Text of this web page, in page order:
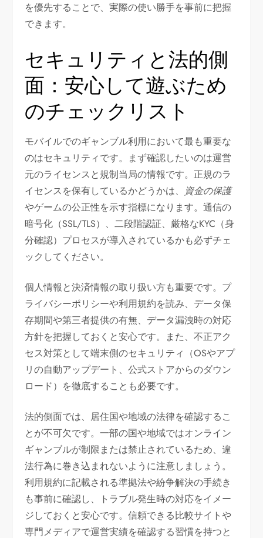
を優先することで、実際の使い勝手を事前に把握
できます。
セキュリティと法的側
面：安心して遊ぶため
のチェックリスト
モバイルでのギャンブル利用において最も重要な
のはセキュリティです。まず確認したいのは運営
元のライセンスと規制当局の情報です。正規のラ
イセンスを保有しているかどうかは、
資金の保護
やゲームの公正性を示す指標になります。通信の
暗号化（SSL/TLS）、二段階認証、厳格なKYC（身
分確認）プロセスが導入されているかも必ずチェ
ックしてください。
個人情報と決済情報の取り扱い方も重要です。プ
ライバシーポリシーや利用規約を読み、データ保
存期間や第三者提供の有無、データ漏洩時の対応
方針を把握しておくと安心です。また、不正アク
セス対策として端末側のセキュリティ（OSやアプ
リの自動アップデート、公式ストアからのダウン
ロード）を徹底することも必要です。
法的側面では、居住国や地域の法律を確認するこ
とが不可欠です。一部の国や地域ではオンライン
ギャンブルが制限または禁止されているため、違
法行為に巻き込まれないように注意しましょう。
利用規約に記載される準拠法や紛争解決の手続き
も事前に確認し、トラブル発生時の対応をイメー
ジしておくと安心です。信頼できる比較サイトや
専門メディアで運営実績を確認する習慣を持つと